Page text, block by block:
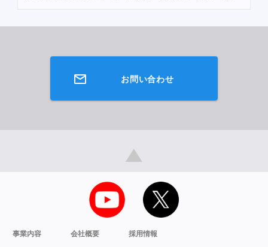
お問い合わせ
▲
事業内容 会社概要 採用情報